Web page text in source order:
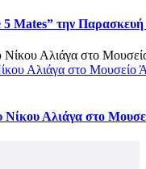
Mates” την
Αλιάγα στο Μουσείο
Αλιάγα στο